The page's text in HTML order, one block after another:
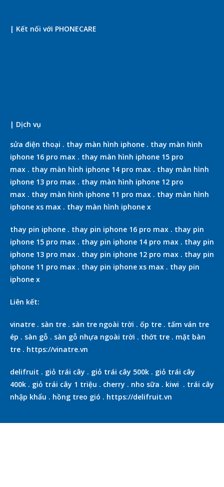
| Kết nối với PHONECARE
| Dịch vụ
sửa điện thoại . thay màn hình iphone . thay màn hình
iphone 16 pro max . thay màn hình iphone 15 pro
max . thay màn hình iphone 14 pro max . thay màn hình
iphone 13 pro max . thay màn hình iphone 12 pro
max . thay màn hình iphone 11 pro max . thay màn hình
iphone xs max . thay màn hình iphone x
thay pin iphone . thay pin iphone 16 pro max . thay pin
iphone 15 pro max . thay pin iphone 14 pro max . thay pin
iphone 13 pro max . thay pin iphone 12 pro max . thay pin
iphone 11 pro max . thay pin iphone xs max . thay pin
iphone x
Liên kết:
vinatre . sàn tre . sàn tre ngoài trời . ốp tre . tấm ván tre
ép . sàn gỗ . sàn gỗ nhựa ngoài trời . thớt tre . mặt bàn
tre . https://vinatre.vn
delifruit . giỏ trái cây . giỏ trái cây 500k . giỏ trái cây
400k . giỏ trái cây 1 triệu . cherry . nho sữa . kiwi . trái cây
nhập khẩu . hồng treo gió . https://delifruit.vn